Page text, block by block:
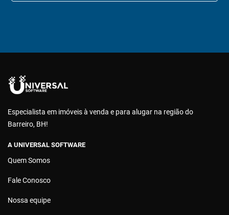
Especialista em imóveis à venda e para alugar na região do
Barreiro, BH!
A UNIVERSAL SOFTWARE
Quem Somos
Fale Conosco
Nossa equipe